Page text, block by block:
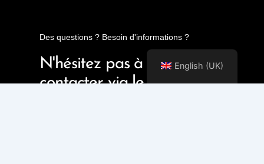
Des questions ? Besoin d'informations ?
N'hésitez pas à me
contacter via le formulaire
English (UK)